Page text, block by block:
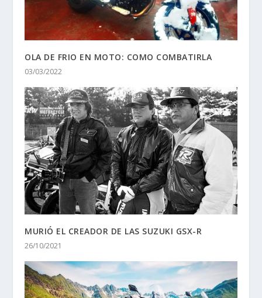
OLA DE FRIO EN MOTO: COMO COMBATIRLA
03/03/2022
MURIÓ EL CREADOR DE LAS SUZUKI GSX-R
26/10/2021